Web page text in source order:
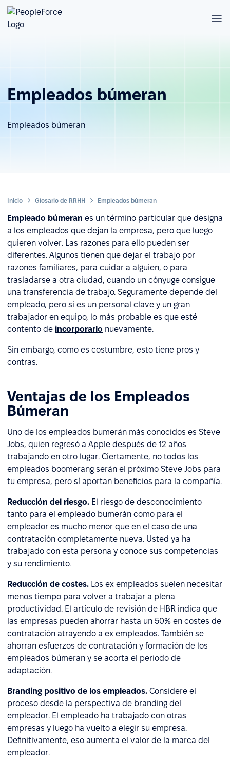
Empleados búmeran
Empleados búmeran
Inicio Glosario de RRHH Empleados búmeran
Empleado búmeran es un término particular que designa
a los empleados que dejan la empresa, pero que luego
quieren volver. Las razones para ello pueden ser
diferentes. Algunos tienen que dejar el trabajo por
razones familiares, para cuidar a alguien, o para
trasladarse a otra ciudad, cuando un cónyuge consigue
una transferencia de trabajo. Seguramente depende del
empleado, pero si es un personal clave y un gran
trabajador en equipo, lo más probable es que esté
contento de incorporarlo nuevamente.
Sin embargo, como es costumbre, esto tiene pros y
contras.
Ventajas de los Empleados
Búmeran
Uno de los empleados bumerán más conocidos es Steve
Jobs, quien regresó a Apple después de 12 años
trabajando en otro lugar. Ciertamente, no todos los
empleados boomerang serán el próximo Steve Jobs para
tu empresa, pero sí aportan beneficios para la compañía.
Reducción del riesgo. El riesgo de desconocimiento
tanto para el empleado bumerán como para el
empleador es mucho menor que en el caso de una
contratación completamente nueva. Usted ya ha
trabajado con esta persona y conoce sus competencias
y su rendimiento.
Reducción de costes. Los ex empleados suelen necesitar
menos tiempo para volver a trabajar a plena
productividad. El artículo de revisión de HBR indica que
las empresas pueden ahorrar hasta un 50% en costes de
contratación atrayendo a ex empleados. También se
ahorran esfuerzos de contratación y formación de los
empleados búmeran y se acorta el periodo de
adaptación.
Branding positivo de los empleados. Considere el
proceso desde la perspectiva de branding del
empleador. El empleado ha trabajado con otras
empresas y luego ha vuelto a elegir su empresa.
Definitivamente, eso aumenta el valor de la marca del
empleador.